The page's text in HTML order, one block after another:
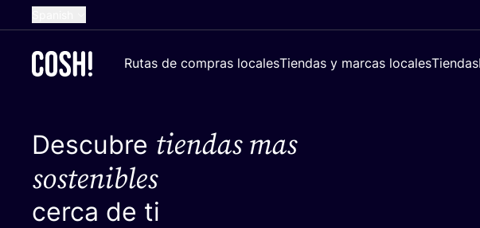
Dutch
German
Rutas de compras localesTiendas y marcas localesTiendas
Descubre tiendas mas
sostenibles
cerca de ti